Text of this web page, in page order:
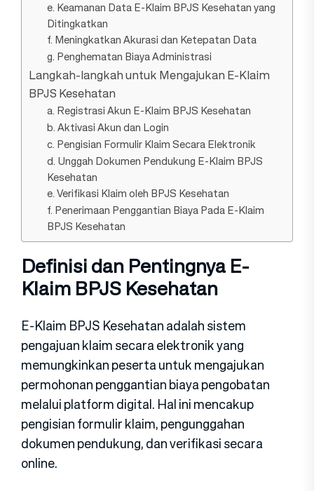
e. Keamanan Data E-Klaim BPJS Kesehatan yang
Ditingkatkan
f. Meningkatkan Akurasi dan Ketepatan Data
g. Penghematan Biaya Administrasi
Langkah-langkah untuk Mengajukan E-Klaim
BPJS Kesehatan
a. Registrasi Akun E-Klaim BPJS Kesehatan
b. Aktivasi Akun dan Login
c. Pengisian Formulir Klaim Secara Elektronik
d. Unggah Dokumen Pendukung E-Klaim BPJS
Kesehatan
e. Verifikasi Klaim oleh BPJS Kesehatan
f. Penerimaan Penggantian Biaya Pada E-Klaim
BPJS Kesehatan
Definisi dan Pentingnya E-
Klaim BPJS Kesehatan
E-Klaim BPJS Kesehatan adalah sistem
pengajuan klaim secara elektronik yang
memungkinkan peserta untuk mengajukan
permohonan penggantian biaya pengobatan
melalui platform digital. Hal ini mencakup
pengisian formulir klaim, pengunggahan
dokumen pendukung, dan verifikasi secara
online.